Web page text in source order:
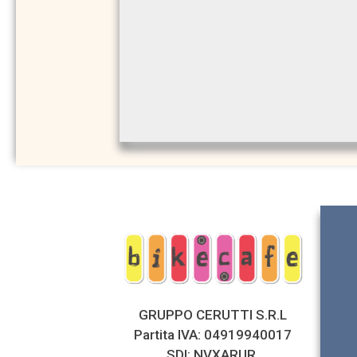
GRUPPO CERUTTI S.R.L
Partita IVA: 04919940017